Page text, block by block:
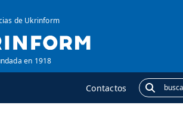
de Ukrinform
en 1918
Contactos